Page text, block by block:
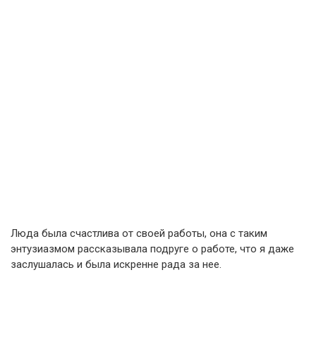
Люда была счастлива от своей работы, она с таким
энтузиазмом рассказывала подруге о работе, что я даже
заслушалась и была искренне рада за нее.